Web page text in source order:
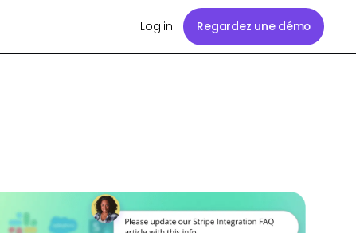
Log in Regardez une démo